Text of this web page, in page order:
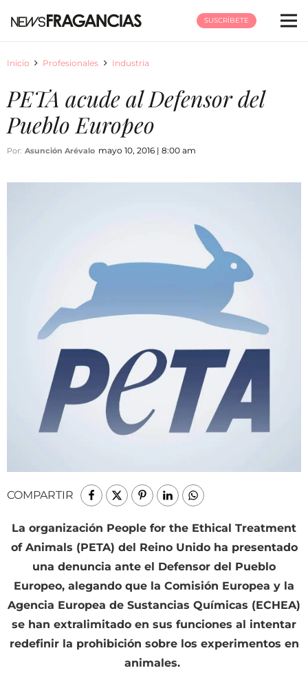
SUSCRÍBETE
Inicio Profesionales Industria
PETA acude al Defensor del
Pueblo Europeo
Por: Asunción Arévalo mayo 10, 2016 | 8:00 am
COMPARTIR
La organización People for the Ethical Treatment
of Animals (PETA) del Reino Unido ha presentado
una denuncia ante el Defensor del Pueblo
Europeo, alegando que la Comisión Europea y la
Agencia Europea de Sustancias Químicas (ECHEA)
se han extralimitado en sus funciones al intentar
redefinir la prohibición sobre los experimentos en
animales.